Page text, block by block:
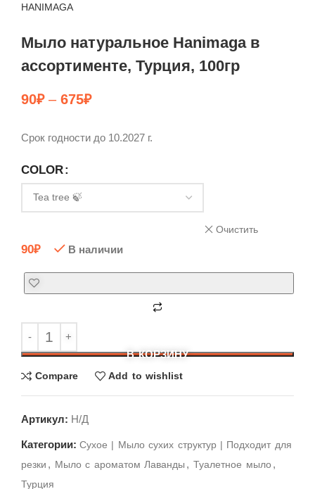
HANIMAGA
Мыло натуральное Hanimaga в
ассортименте, Турция, 100гр
90₽ – 675₽
Срок годности до 10.2027 г.
COLOR
Очистить
90₽ В наличии
В КОРЗИНУ
Compare Add to wishlist
Артикул: Н/Д
Категории: Cухое | Мыло сухих структур | Подходит для
резки , Мыло с ароматом Лаванды , Туалетное мыло ,
Турция